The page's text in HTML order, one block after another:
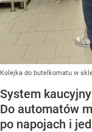
Kolejka do butelkomatu w
System
Do automatów
po napojach i